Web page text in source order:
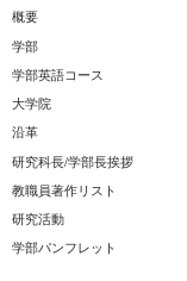
概要
学部
学部英語コース
大学院
沿革
研究科長/学部長挨拶
教職員著作リスト
研究活動
学部パンフレット